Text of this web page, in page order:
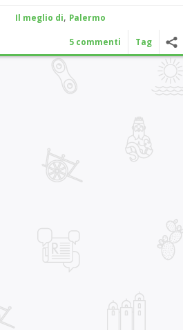
Il meglio di, Palermo
5 commenti Tag